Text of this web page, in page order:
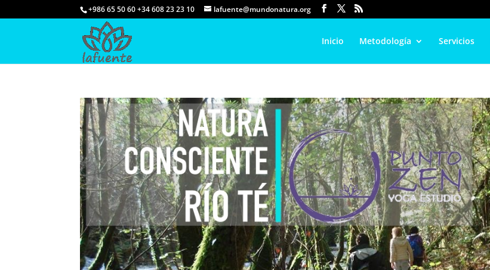
+986 65 50 60 +34 608 23 23 10 lafuente@mundonatura.org
Inicio Metodología Servicios